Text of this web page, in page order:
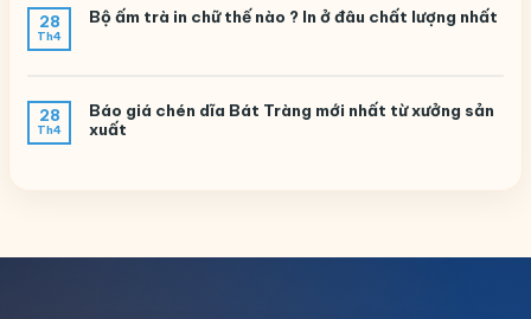
28
Th4
Bộ ấm trà in chữ thế nào ? In ở đâu chất lượng nhất
28
Th4
Báo giá chén dĩa Bát Tràng mới nhất từ xưởng sản
xuất